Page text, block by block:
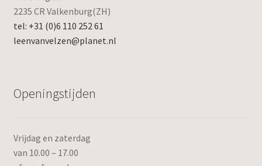
2235 CR Valkenburg(ZH)
tel: +31 (0)6 110 252 61
leenvanvelzen@planet.nl
Openingstijden
Vrijdag en zaterdag
van 10.00 – 17.00